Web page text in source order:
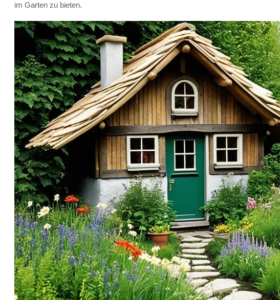
im Garten zu bieten.